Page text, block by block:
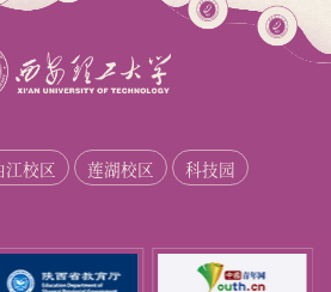
江校区 莲湖校区 科技园